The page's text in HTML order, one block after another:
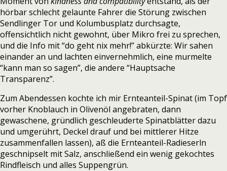
hörbar schlecht gelaunte Fahrer die Störung zwischen
Sendlinger Tor und Kolumbusplatz durchsagte,
offensichtlich nicht gewohnt, über Mikro frei zu sprechen,
und die Info mit “do geht nix mehr!” abkürzte: Wir sahen
einander an und lachten einvernehmlich, eine murmelte
“kann man so sagen”, die andere “Hauptsache
Transparenz”.
Zum Abendessen kochte ich mir Ernteanteil-Spinat (im Topf
vorher Knoblauch in Olivenöl angebraten, dann
gewaschene, gründlich geschleuderte Spinatblätter dazu
und umgerührt, Deckel drauf und bei mittlerer Hitze
zusammenfallen lassen), aß die Ernteanteil-Radieserln
geschnipselt mit Salz, anschließend ein wenig gekochtes
Rindfleisch und alles Suppengrün.